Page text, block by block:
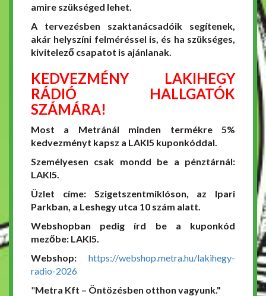
amire szükséged lehet.
A tervezésben szaktanácsadóik segítenek,
akár helyszíni felméréssel is, és ha szükséges,
kivitelező csapatot is ajánlanak.
KEDVEZMÉNY LAKIHEGY
RÁDIÓ HALLGATÓK
SZÁMÁRA!
Most a Metránál minden termékre 5%
kedvezményt kapsz a LAKI5 kuponkóddal.
Személyesen csak mondd be a pénztárnál:
LAKI5.
Üzlet címe: Szigetszentmiklóson, az Ipari
Parkban, a Leshegy utca 10 szám alatt.
Webshopban pedig írd be a kuponkód
mezőbe: LAKI5.
Webshop: https://webshop.metra.hu/lakihegy-
radio-2026
"Metra Kft – Öntözésben otthon vagyunk."